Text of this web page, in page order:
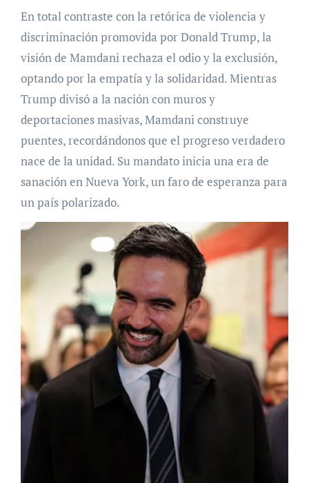
En total contraste con la retórica de violencia y
discriminación promovida por Donald Trump, la
visión de Mamdani rechaza el odio y la exclusión,
optando por la empatía y la solidaridad. Mientras
Trump divisó a la nación con muros y
deportaciones masivas, Mamdani construye
puentes, recordándonos que el progreso verdadero
nace de la unidad. Su mandato inicia una era de
sanación en Nueva York, un faro de esperanza para
un país polarizado.